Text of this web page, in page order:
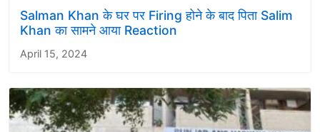
Salman Khan के घर पर Firing होने के बाद पिता Salim
Khan का सामने आया Reaction
April 15, 2024